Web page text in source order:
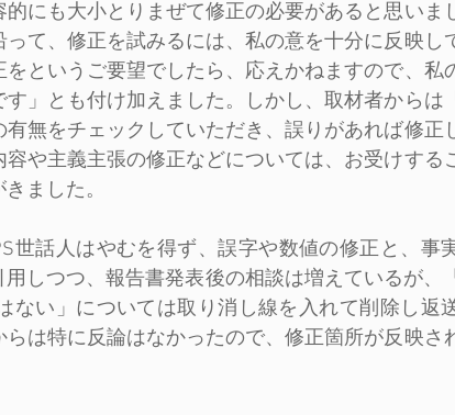
的にも大小とりまぜて修正の必要があると思いま
て、修正を試みるには、私の意を十分に反映し
というご要望でしたら、応えかねますので、私
す」とも付け加えました。しかし、取材者からは
無をチェックしていただき、誤りがあれば修正
や主義主張の修正などについては、お受けする
ました。
世話人はやむを得ず、誤字や数値の修正と、事
用しつつ、報告書発表後の相談は増えているが、
ない」については取り消し線を入れて削除し返
は特に反論はなかったので、修正箇所が反映さ